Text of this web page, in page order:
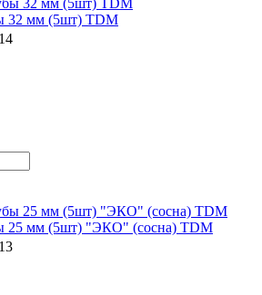
32 мм (5шт) TDM
25 мм (5шт) "ЭКО" (сосна) TDM